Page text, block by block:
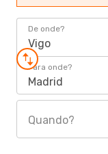
De onde?
Vigo
Para onde?
Madrid
Quando?